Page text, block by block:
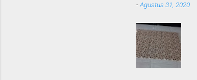
-Agustus 31, 2020